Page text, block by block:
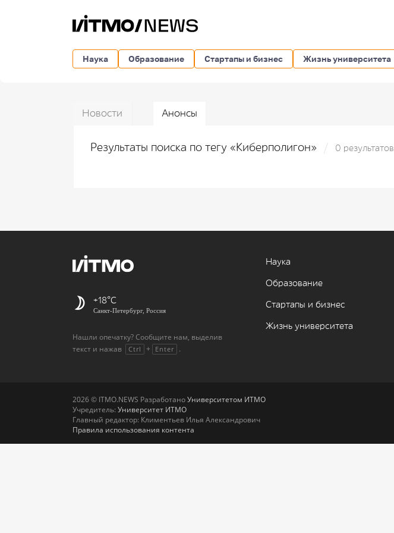
Наука Образование Стартапы и бизнес Жизнь университета
Новости Анонсы
Результаты поиска по тегу «Киберполигон» 0 результатов
+18
Санкт-Петербург, Россия
Нашли опечатку? Сообщите нам, выделив
текст и нажав
Ctrl + Enter .
Наука
Образование
Стартапы и бизнес
Жизнь университета
2026 © ITMO.NEWS РазработаноУниверситетом ИТМО
Учредитель: Университет ИТМО
Главный редактор: Климентьев Илья Александрович
Правила использования контента